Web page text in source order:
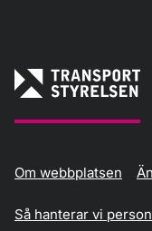
Om webbplatsen
Så hanterar vi